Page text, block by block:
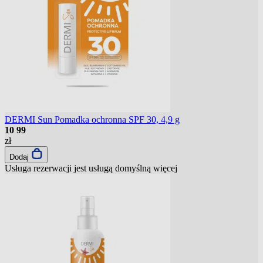
DERMI Sun Pomadka ochronna SPF 30, 4,9 g
10 99
zł
Dodaj
Usługa rezerwacji jest usługą domyślną więcej